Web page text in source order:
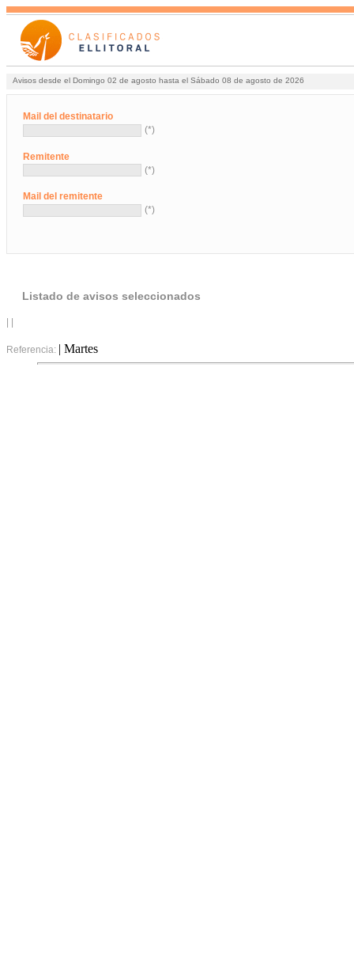
Avisos desde el Domingo 02 de agosto hasta el Sábado 08 de agosto de 2026
Mail del destinatario
(*)
Remitente
(*)
Mail del remitente
(*)
Listado de avisos seleccionados
Referencia: | Martes